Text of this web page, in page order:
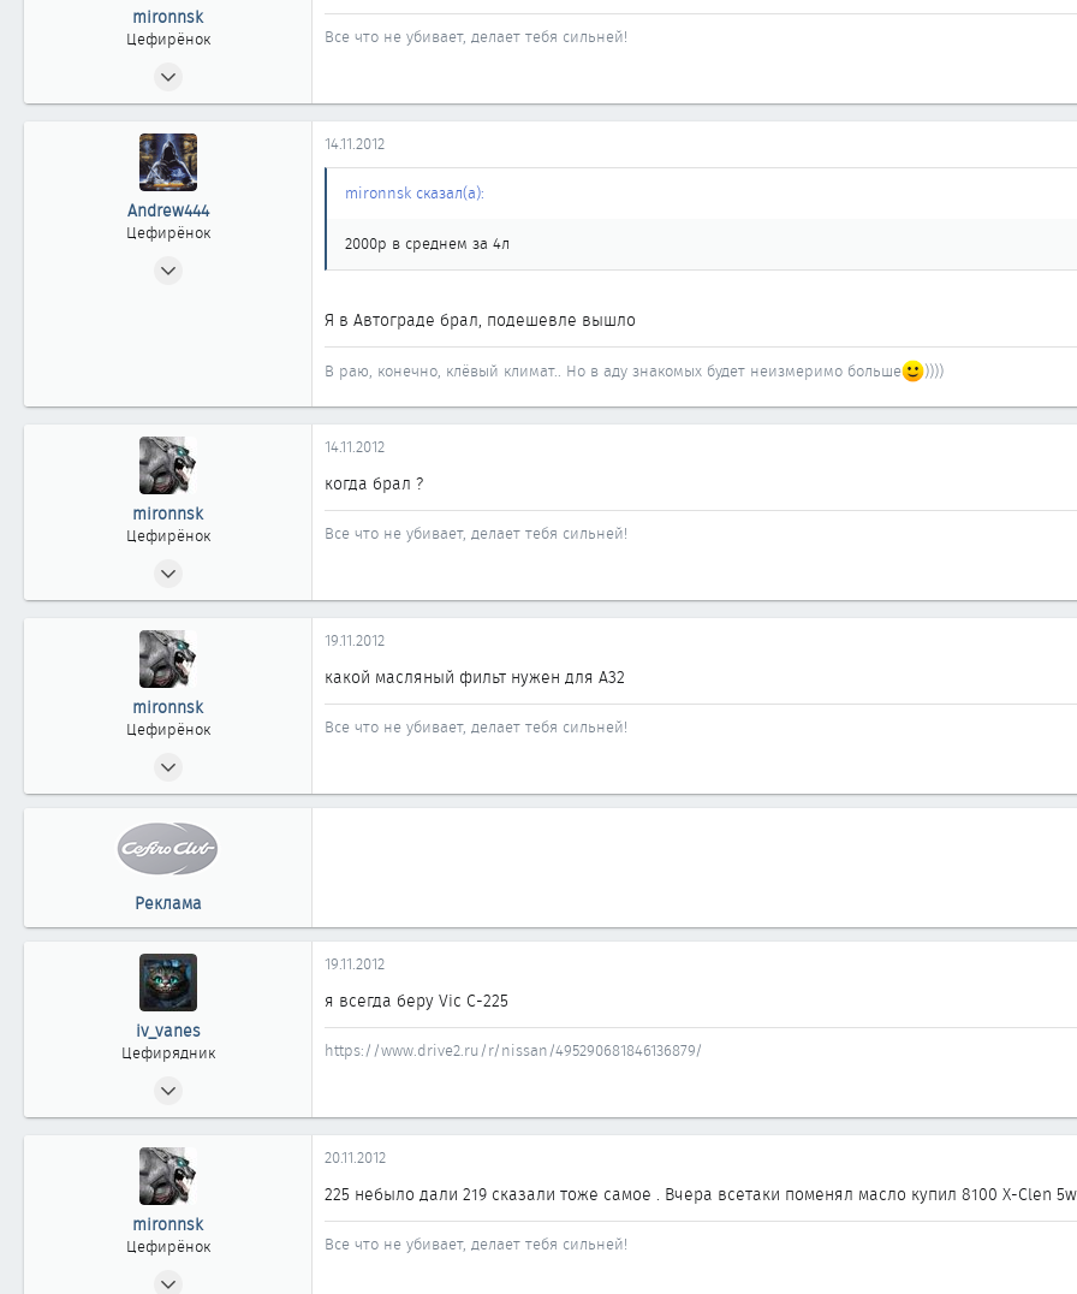
mironnsk
Цефирёнок
36
Новосибирск
Все что не убивает, делает тебя сильней!
Andrew444
Цефирёнок
14.11.2012
mironnsk сказал(а):
2000р в среднем за 4л
Я в Автограде брал, подешевле вышло
В раю, конечно, клёвый климат.. Но в аду знакомых будет неизмеримо больше ))))
mironnsk
Цефирёнок
36
14.11.2012
когда брал ?
Все что не убивает, делает тебя сильней!
mironnsk
Цефирёнок
36
19.11.2012
какой масляный фильт нужен для А32
Все что не убивает, делает тебя сильней!
Реклама
iv_vanes
Цефирядник
149
19.11.2012
я всегда беру Vic C-225
https://www.drive2.ru/r/nissan/495290681846136879/
mironnsk
Цефирёнок
20.11.2012
225 небыло дали 219 сказали тоже самое . Вчера всетаки поменял масло купил 8100 X-Clen
Все что не убивает, делает тебя сильней!